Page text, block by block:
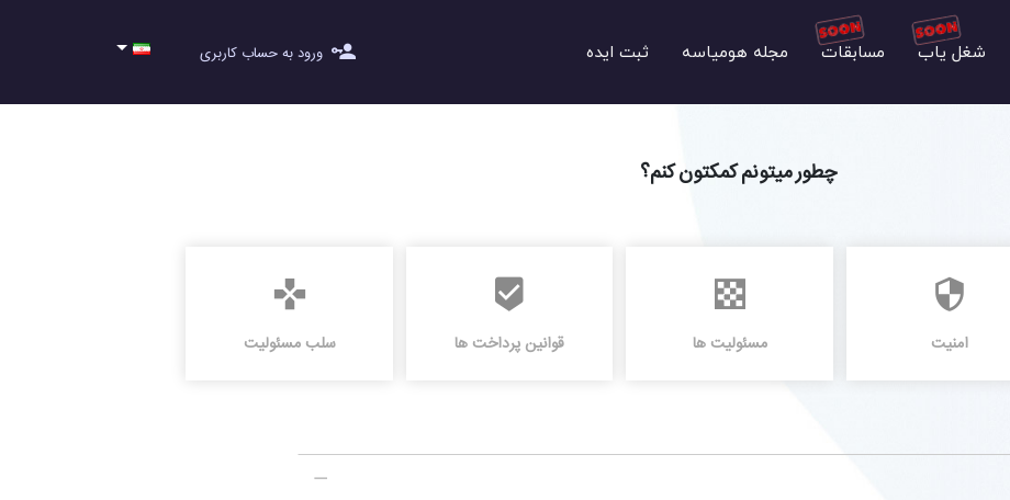
شغل یاب مسابقات مجله هومیاسه ثبت ایده ورود به حساب کاربری
چطور میتونم کمکتون کنم؟
امنیت مسئولیت ها قوانین پرداخت ها سلب مسئولیت